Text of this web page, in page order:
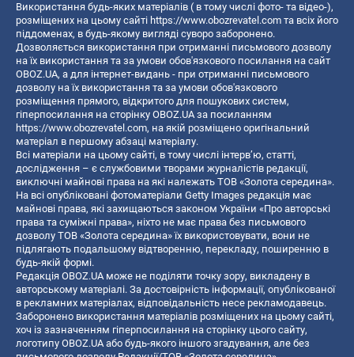
Використання будь-яких матеріалів ( в тому числі фото- та відео-),
розміщених на цьому сайті https://www.obozrevatel.com та всіх його
піддоменах, в будь-якому вигляді суворо заборонено.
Дозволяється використання при отриманні письмового дозволу
на їх використання та за умови обов'язкового посилання на сайт
OBOZ.UA, а для інтернет-видань - при отриманні письмового
дозволу на їх використання та за умови обов'язкового
розміщення прямого, відкритого для пошукових систем,
гіперпосилання на сторінку OBOZ.UA за посиланням
https://www.obozrevatel.com, на якій розміщено оригінальний
матеріал в першому абзаці матеріалу.
Всі матеріали на цьому сайті, в тому числі інтерв’ю, статті,
дослідження – є службовими творами журналістів редакції,
виключні майнові права на які належать ТОВ «Золота середина».
На всі опубліковані фотоматеріали Getty Images редакція має
майнові права, які захищаються законом України «Про авторські
права та суміжні права», ніхто не має права без письмового
дозволу ТОВ «Золота середина» їх використовувати, вони не
підлягають подальшому відтворенню, перекладу, поширенню в
будь-якій формі.
Редакція OBOZ.UA може не поділяти точку зору, викладену в
авторському матеріалі. За достовірність інформації, опублікованої
в рекламних матеріалах, відповідальність несе рекламодавець.
Заборонено використання матеріалів розміщених на цьому сайті,
хоч із зазначенням гіперпосилання на сторінку цього сайту,
логотипу OBOZ.UA або будь-якого іншого згадування, але без